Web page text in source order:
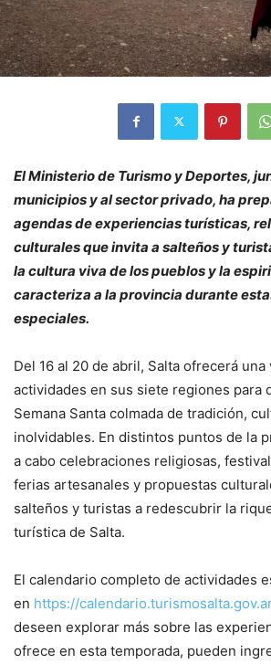
El Ministerio de Turismo y Deportes,
municipios y al sector privado, ha
agendas de experiencias turísticas,
culturales que invita a salteños y
la cultura viva de los pueblos y la
caracteriza a la provincia durante
especiales.
Del 16 al 20 de abril, Salta ofrecerá una
actividades en sus siete regiones para
Semana Santa colmada de tradición,
inolvidables. En distintos puntos de la
a cabo celebraciones religiosas,
ferias artesanales y propuestas
salteños y turistas a redescubrir la
turística de Salta.
El calendario completo de actividades
en https://calendario.turismosalta.gov.ar
deseen explorar más sobre las
ofrece en esta temporada, pueden